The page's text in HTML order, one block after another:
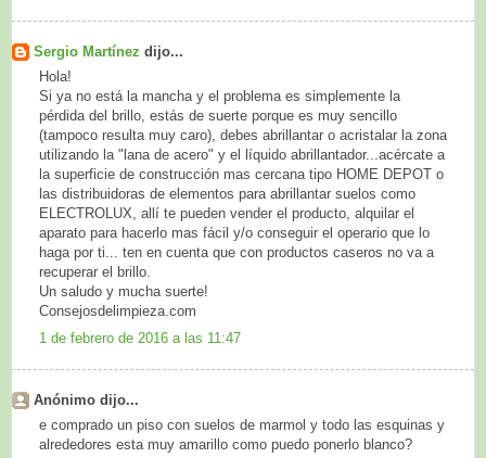
Sergio Martínez dijo...
Hola!
Si ya no está la mancha y el problema es simplemente la
pérdida del brillo, estás de suerte porque es muy sencillo
(tampoco resulta muy caro), debes abrillantar o acristalar la zona
utilizando la "lana de acero" y el líquido abrillantador...acércate a
la superficie de construcción mas cercana tipo HOME DEPOT o
las distribuidoras de elementos para abrillantar suelos como
ELECTROLUX, allí te pueden vender el producto, alquilar el
aparato para hacerlo mas fácil y/o conseguir el operario que lo
haga por ti... ten en cuenta que con productos caseros no va a
recuperar el brillo.
Un saludo y mucha suerte!
Consejosdelimpieza.com
1 de febrero de 2016 a las 11:47
Anónimo dijo...
e comprado un piso con suelos de marmol y todo las esquinas y
alrededores esta muy amarillo como puedo ponerlo blanco?